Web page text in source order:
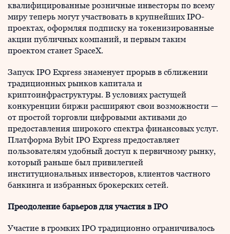
квалифицированные розничные инвесторы по всему
миру теперь могут участвовать в крупнейших IPO-
проектах, оформляя подписку на токенизированные
акции публичных компаний, и первым таким
проектом станет SpaceX.
Запуск IPO Express знаменует прорыв в сближении
традиционных рынков капитала и
криптоинфраструктуры. В условиях растущей
конкуренции биржи расширяют свои возможности —
от простой торговли цифровыми активами до
предоставления широкого спектра финансовых услуг.
Платформа Bybit IPO Express предоставляет
пользователям удобный доступ к первичному рынку,
который раньше был привилегией
институциональных инвесторов, клиентов частного
банкинга и избранных брокерских сетей.
Преодоление барьеров для участия в IPO
Участие в громких IPO традиционно ограничивалось